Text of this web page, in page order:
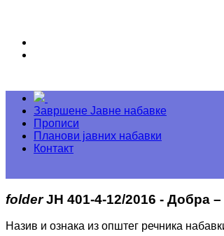
Завршене Јавне набавке
Прописи
Планови јавних набавки
Контакт
folder ЈН 401-4-12/2016 - Добра –
Назив и ознака из општег речника